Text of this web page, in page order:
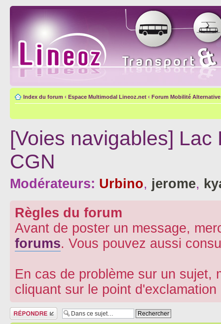
Index du forum ‹ Espace Multimodal Lineoz.net ‹ Forum Mobilité Alternative
[Voies navigables]
CGN
Modérateurs: Urbino, jerome,
Règles du forum
Avant de poster un message,
forums. Vous pouvez aussi
En cas de problème sur un sujet,
cliquant sur le point
Répondre